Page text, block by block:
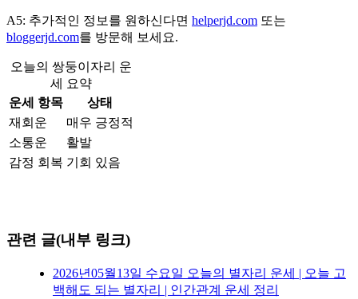
A5: 추가적인 정보를 원하신다면 helperjd.com 또는
bloggerjd.com를 방문해 보세요.
오늘의 쌍둥이자리 운
세 요약
운세 항목
상태
재회운
매우 긍정적
소통운
활발
감정 회복 기회 있음
관련 글(내부 링크)
2026년05월13일 수요일 오늘의 별자리 운세 | 오늘 고
백해도 되는 별자리 | 인간관계 운세 정리